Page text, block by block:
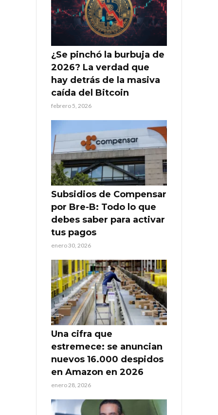
¿Se pinchó la burbuja de
2026? La verdad que
hay detrás de la masiva
caída del Bitcoin
febrero 5, 2026
Subsidios de Compensar
por Bre-B: Todo lo que
debes saber para activar
tus pagos
enero 30, 2026
Una cifra que
estremece: se anuncian
nuevos 16.000 despidos
en Amazon en 2026
enero 28, 2026